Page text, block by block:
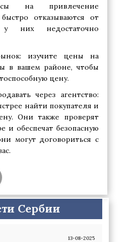
на привлечение
отказываются от
них недостаточно
изучите цены на
в вашем районе, чтобы
цену.
через агентство:
найти покупателя и
Они также проверят
и обеспечат безопасную
могут договориться с
Сербии
13-08-2025